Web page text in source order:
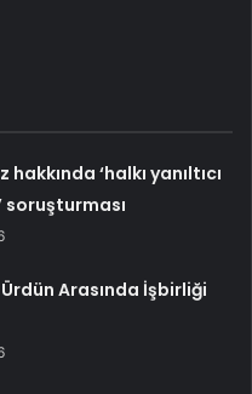
‘halkı yanıltıcı
soruşturması
Arasında İşbirliği